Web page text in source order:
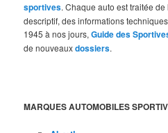
sportives. Chaque auto est traitée
descriptif, des informations
1945 à nos jours,Guide des
de nouveauxdossiers.
MARQUES AUTOMOBILES